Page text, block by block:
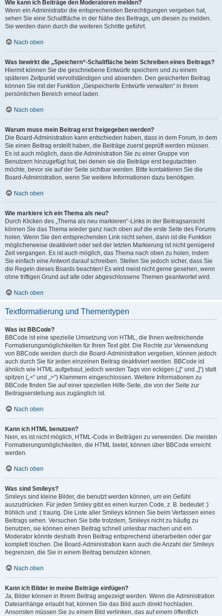
Wie kann ich Beiträge den Moderatoren melden?
Wenn ein Administrator die entsprechenden Berechtigungen vergeben hat,
sehen Sie eine Schaltfläche in der Nähe des Beitrags, um diesen zu melden.
Sie werden dann durch die weiteren Schritte geführt.
Nach oben
Was bewirkt die „Speichern“-Schaltfläche beim Schreiben eines Beitrags?
Hiermit können Sie die geschriebene Entwürfe speichern und zu einem
späteren Zeitpunkt vervollständigen und absenden. Den gesicherten Beitrag
können Sie mit der Funktion „Gespeicherte Entwürfe verwalten“ in Ihrem
persönlichen Bereich erneut laden.
Nach oben
Warum muss mein Beitrag erst freigegeben werden?
Die Board-Administration kann entschieden haben, dass in dem Forum, in dem
Sie einen Beitrag erstellt haben, die Beiträge zuerst geprüft werden müssen.
Es ist auch möglich, dass die Administration Sie zu einer Gruppe von
Benutzern hinzugefügt hat, bei denen sie die Beiträge erst begutachten
möchte, bevor sie auf der Seite sichtbar werden. Bitte kontaktieren Sie die
Board-Administration, wenn Sie weitere Informationen dazu benötigen.
Nach oben
Wie markiere ich ein Thema als neu?
Durch Klicken des „Thema als neu markieren“-Links in der Beitragsansicht
können Sie das Thema wieder ganz nach oben auf die erste Seite des Forums
holen. Wenn Sie den entsprechenden Link nicht sehen, dann ist die Funktion
möglicherweise deaktiviert oder seit der letzten Markierung ist nicht genügend
Zeit vergangen. Es ist auch möglich, das Thema nach oben zu holen, indem
Sie einfach eine Antwort darauf schreiben. Stellen Sie jedoch sicher, dass Sie
die Regeln dieses Boards beachten! Es wird meist nicht gerne gesehen, wenn
ohne triftigen Grund auf alte oder abgeschlossene Themen geantwortet wird.
Nach oben
Textformatierung und Thementypen
Was ist BBCode?
BBCode ist eine spezielle Umsetzung von HTML, die Ihnen weitreichende
Formatierungsmöglichkeiten für Ihren Text gibt. Die Rechte zur Verwendung
von BBCode werden durch die Board-Administration vergeben, können jedoch
auch durch Sie für jeden einzelnen Beitrag deaktiviert werden. BBCode ist
ähnlich wie HTML aufgebaut, jedoch werden Tags von eckigen („[“ und „]“) statt
spitzen („<“ und „>“) Klammern eingeschlossen. Weitere Informationen zu
BBCode finden Sie auf einer speziellen Hilfe-Seite, die von der Seite zur
Beitragserstellung aus zugänglich ist.
Nach oben
Kann ich HTML benutzen?
Nein, es ist nicht möglich, HTML-Code in Beiträgen zu verwenden. Die meisten
Formatierungsmöglichkeiten, die HTML bietet, können über BBCode erreicht
werden.
Nach oben
Was sind Smileys?
Smileys sind kleine Bilder, die benutzt werden können, um ein Gefühl
auszudrücken. Für jeden Smiley gibt es einen kurzen Code, z. B. bedeutet :)
fröhlich und :( traurig. Die Liste aller Smileys können Sie beim Verfassen eines
Beitrags sehen. Versuchen Sie bitte trotzdem, Smileys nicht zu häufig zu
benutzen, sie können einen Beitrag schnell unlesbar machen und ein
Moderator könnte deshalb Ihren Beitrag entsprechend überarbeiten oder gar
komplett löschen. Die Board-Administration kann auch die Anzahl der Smileys
begrenzen, die Sie in einem Beitrag benutzen können.
Nach oben
Kann ich Bilder in meine Beiträge einfügen?
Ja, Bilder können in Ihrem Beitrag angezeigt werden. Wenn die Administration
Dateianhänge erlaubt hat, können Sie das Bild auch direkt hochladen.
Ansonsten müssen Sie zu einem Bild verlinken, das auf einem öffentlich